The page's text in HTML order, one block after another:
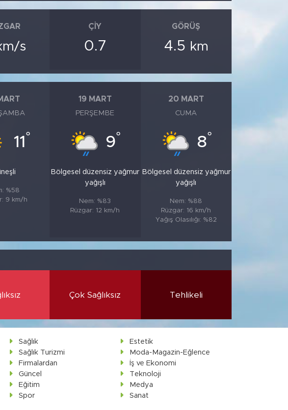
s
ÇIY
0.7
GÖRÜŞ
4.5 km
11 °
%58
9 km/h
19 MART
PERŞEMBE
9°
Bölgesel düzensiz yağmur
yağışlı
Nem: %83
Rüzgar: 12 km/h
20 MART
CUMA
8°
Bölgesel düzensiz yağmur
yağışlı
Nem: %88
Rüzgar: 16 km/h
Yağış Olasılığı: %82
Çok Sağlıksız Tehlikeli
Sağlık
Estetik
Sağlık Turizmi
Moda-Magazin-Eğlence
Firmalardan
İş ve Ekonomi
Güncel
Teknoloji
Eğitim
Medya
Spor
Sanat